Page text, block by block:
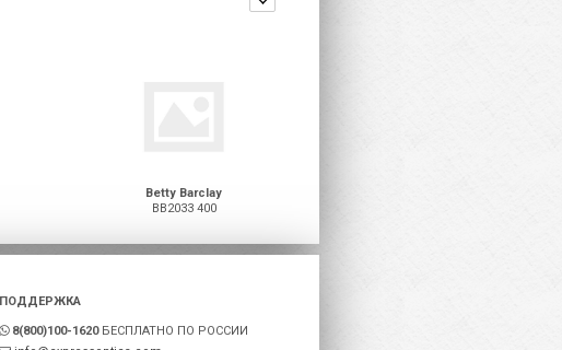
Betty Barclay
BB2033 400
ПОДДЕРЖКА
8(800)100-1620БЕСПЛАТНО ПО РОССИИ